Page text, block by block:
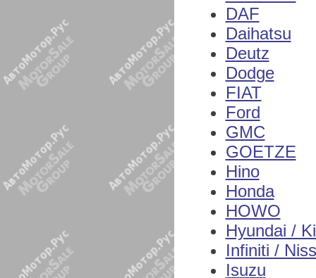
DAF
Daihatsu
Deutz
Dodge
FIAT
Ford
GMC
GOETZE
Hino
Honda
HOWO
Hyundai /
Infiniti /
Isuzu